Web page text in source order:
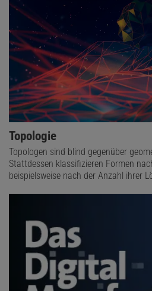
Topologie
Topologen sind blind gegenüber
Stattdessen klassifizieren Formen
beispielsweise nach der Anzahl ihrer